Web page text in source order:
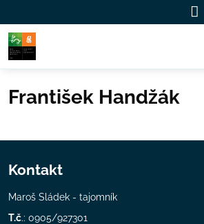
František Handžák
Kontakt
Maroš Sládek - tajomník
T.č.: 0905/927301